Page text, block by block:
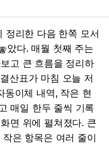
정리한 다음 한쪽 모서
았다. 매월 첫째 주는
고 큰 흐름을 정리하
산표가 마침 오늘 저
동이체 내역, 작은 현
매일 한두 줄씩 기록
면 위에 펼쳐졌다. 큰
은 항목은 여러 줄이